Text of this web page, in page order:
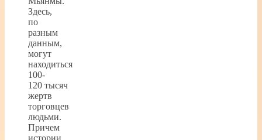
Здесь,
по
разным
данным,
могут
находиться
100-
120 тысяч
жертв
торговцев
людьми.
Причем
истории